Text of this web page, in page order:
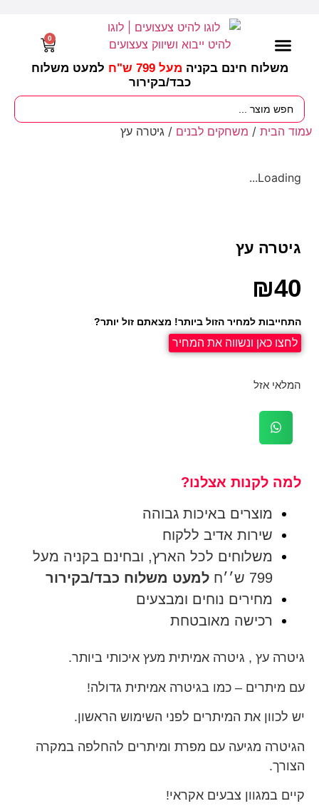
משלוח חינם בקניה מעל 799 ש"ח
למעט משלוח
כבד/בקירור
0
עמוד הבית / משחקים לבנים / גיטרה עץ
Loading...
גיטרה עץ
₪40
התחייבות למחיר הזול ביותר! מצאתם זול יותר?
לחצו כאן ונשווה את המחיר
המלאי אזל
למה לקנות אצלנו?
מוצרים באיכות גבוהה
שירות אדיב ללקוח
משלוחים לכל הארץ, ובחינם בקניה מעל
799 ש׳׳ח
למעט משלוח כבד/בקירור
מחירים נוחים ומבצעים
רכישה מאובטחת
גיטרה עץ , גיטרה אמיתית מעץ איכותי ביותר.
עם מיתרים – כמו בגיטרה אמיתית גדולה!
יש לכוון את המיתרים לפני השימוש הראשון.
הגיטרה מגיעה עם מפרת ומיתרים להחלפה במקרה
הצורך.
קיים במגוון צבעים אקראי!